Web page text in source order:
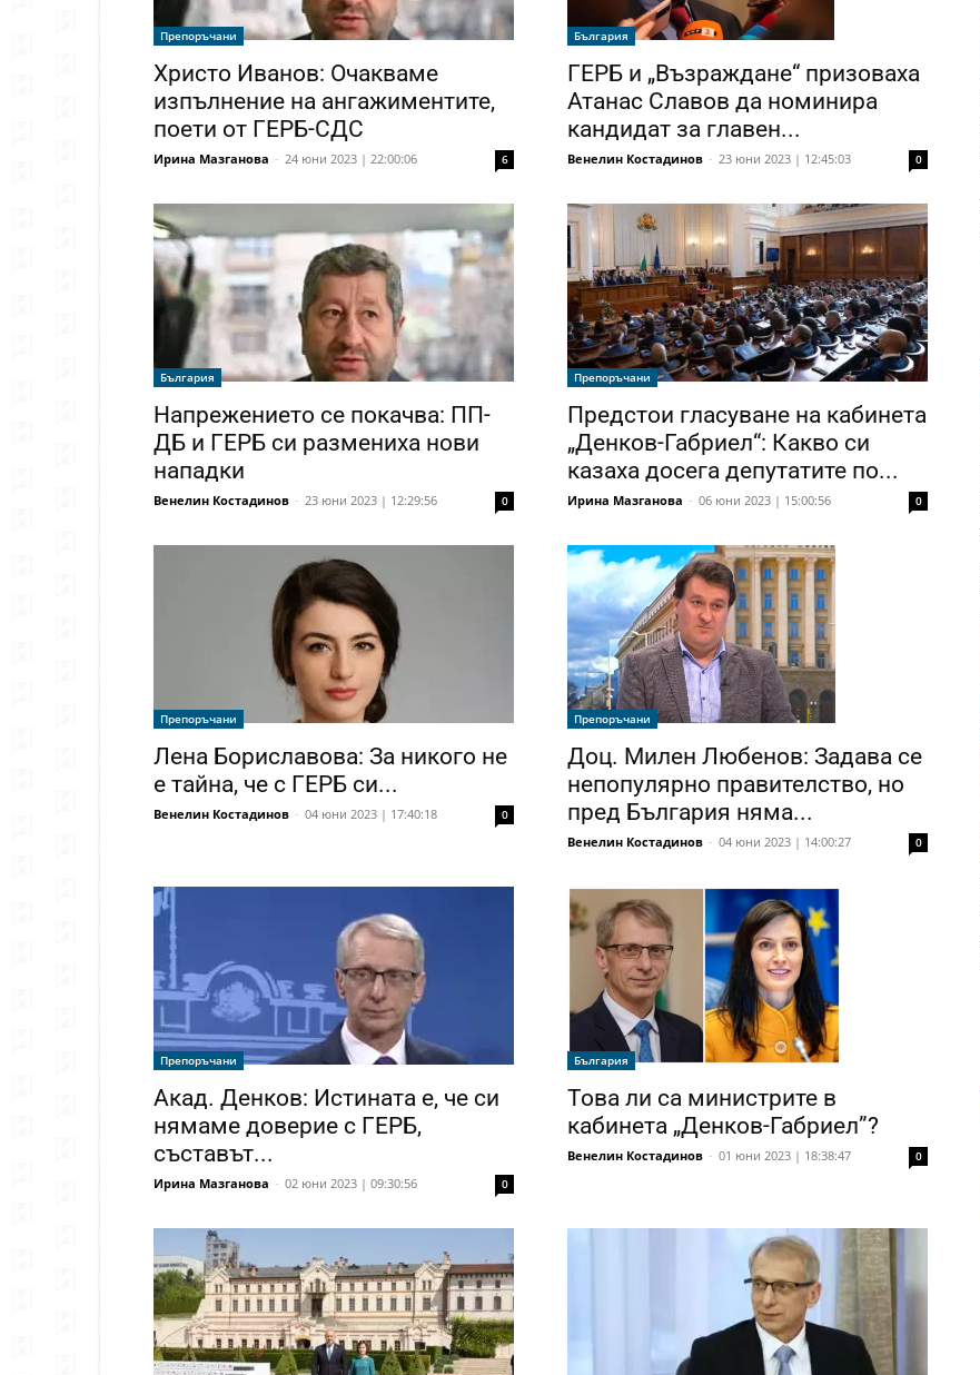
Препоръчани
Христо Иванов: Очакваме
изпълнение на ангажиментите,
поети от ГЕРБ-СДС
Ирина Мазганова - 24 юни 2023 | 22:00:06 6
България
ГЕРБ и „Възраждане“ призоваха
Атанас Славов да номинира
кандидат за главен...
Венелин Костадинов - 23 юни 2023 | 12:45:03 0
България
Напрежението се покачва: ПП-
ДБ и ГЕРБ си размениха нови
нападки
Венелин Костадинов - 23 юни 2023 | 12:29:56 0
Препоръчани
Предстои гласуване на кабинета
„Денков-Габриел“: Какво си
казаха досега депутатите по...
Ирина Мазганова - 06 юни 2023 | 15:00:56 0
Препоръчани
Лена Бориславова: За никого не
е тайна, че с ГЕРБ си...
Венелин Костадинов - 04 юни 2023 | 17:40:18 0
Препоръчани
Доц. Милен Любенов: Задава се
непопулярно правителство, но
пред България няма...
Венелин Костадинов - 04 юни 2023 | 14:00:27 0
Препоръчани
Акад. Денков: Истината е, че си
нямаме доверие с ГЕРБ,
съставът...
Ирина Мазганова - 02 юни 2023 | 09:30:56 0
България
Това ли са министрите в
кабинета „Денков-Габриел”?
Венелин Костадинов - 01 юни 2023 | 18:38:47 0